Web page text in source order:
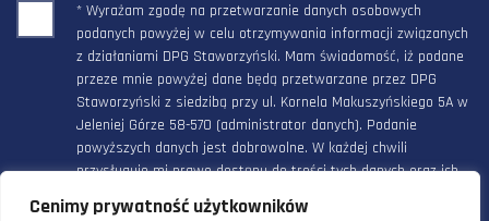
Cenimy prywatność użytkowników
* Wyrażam zgodę na przetwarzanie danych osobowych
podanych powyżej w celu otrzymywania informacji związanych
z działaniami DPG Staworzyński. Mam świadomość, iż podane
przeze mnie powyżej dane będą przetwarzane przez DPG
Staworzyński z siedzibą przy ul. Kornela Makuszyńskiego 5A w
Jeleniej Górze 58-570 (administrator danych). Podanie
powyższych danych jest dobrowolne. W każdej chwili
przysługuje mi prawo dostępu do treści tych danych oraz ich
poprawienia, a powyższa zgoda może być odwołana w każdym
czasie.